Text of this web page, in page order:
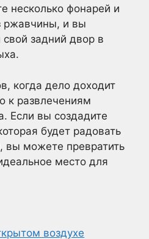
несколько фонарей и
ржавчины, и вы
задний двор в
когда дело доходит
к развлечениям
Если вы создадите
будет радовать
вы можете превратить
место для
воздухе